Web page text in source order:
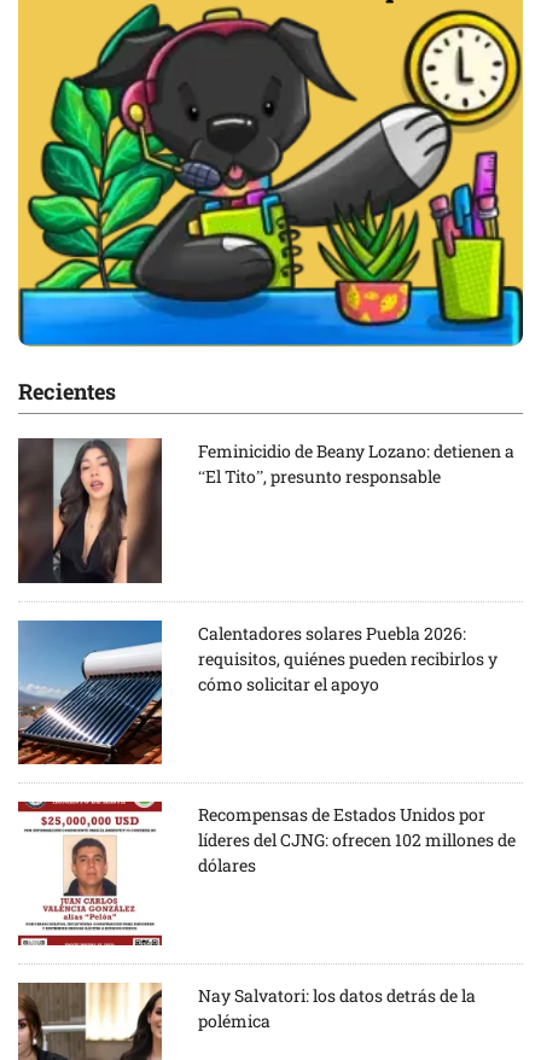
Recientes
Feminicidio de Beany Lozano: detienen a
“El Tito”, presunto responsable
Calentadores solares Puebla 2026:
requisitos, quiénes pueden recibirlos y
cómo solicitar el apoyo
Recompensas de Estados Unidos por
líderes del CJNG: ofrecen 102 millones de
dólares
Nay Salvatori: los datos detrás de la
polémica